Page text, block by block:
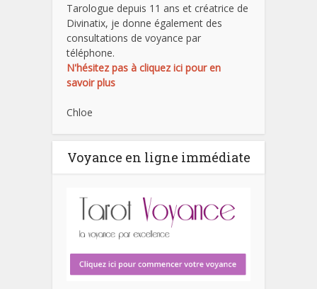
Tarologue depuis 11 ans et créatrice de
Divinatix, je donne également des
consultations de voyance par
téléphone.
N'hésitez pas à cliquez ici pour en
savoir plus
Chloe
Voyance en ligne immédiate